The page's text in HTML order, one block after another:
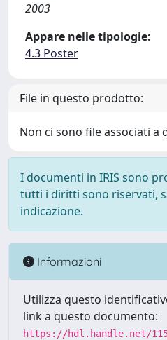
2003
Appare nelle tipologie:
4.3 Poster
File in questo prodotto:
Non ci sono file associati a
I documenti in IRIS sono
tutti i diritti sono riservati,
indicazione.
Informazioni
Utilizza questo
link a questo documento:
https://hdl.handle.net/